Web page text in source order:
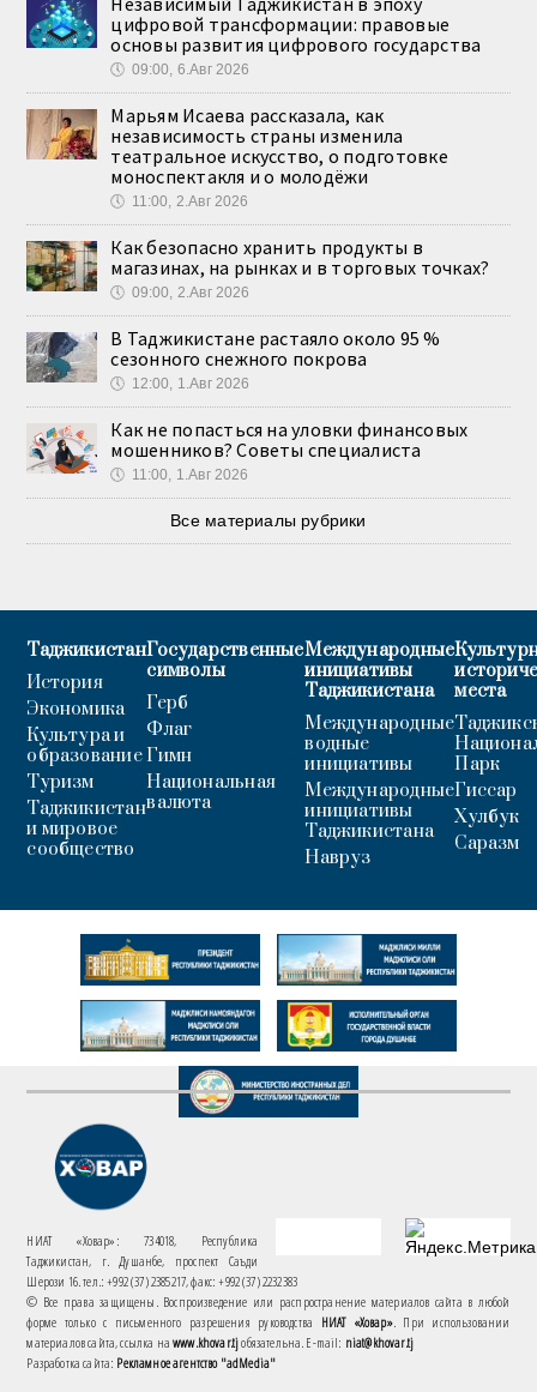
цифровой трансформации: правовые
основы развития цифрового государства
🕔 09:00, 6.Авг 2026
Марьям Исаева рассказала, как
независимость страны изменила
театральное искусство, о подготовке
моноспектакля и о молодёжи
🕔 11:00, 2.Авг 2026
Как безопасно хранить продукты в
магазинах, на рынках и в торговых точках?
🕔 09:00, 2.Авг 2026
В Таджикистане растаяло около 95 %
сезонного снежного покрова
🕔 12:00, 1.Авг 2026
Как не попасться на уловки финансовых
мошенников? Советы специалиста
🕔 11:00, 1.Авг 2026
Все материалы рубрики
Таджикистан
История
Экономика
Культура и
образование
Туризм
Таджикистан
и мировое
сообщество
Государственные
символы
Герб
Флаг
Гимн
Национальная
валюта
Международные
инициативы
Таджикистана
Международные
водные
инициативы
Международные
инициативы
Таджикистана
Навруз
места
Парк
Гиссар
Хулбук
Саразм
НИАТ «Ховар»: 734018, Республика
Таджикистан, г. Душанбе, проспект Саъди
Шерози 16. тел.: +992 (37) 2385217, факс: +992 (37) 2232383
© Все права защищены. Воспроизведение или распространение материалов сайта в любой
форме только с письменного разрешения руководства НИАТ «Ховар». При использовании
материалов сайта, ссылка наwww.khovar.tjобязательна. E-mail: niat@khovar.tj
Разработка сайта: Рекламное агентство "adMedia"